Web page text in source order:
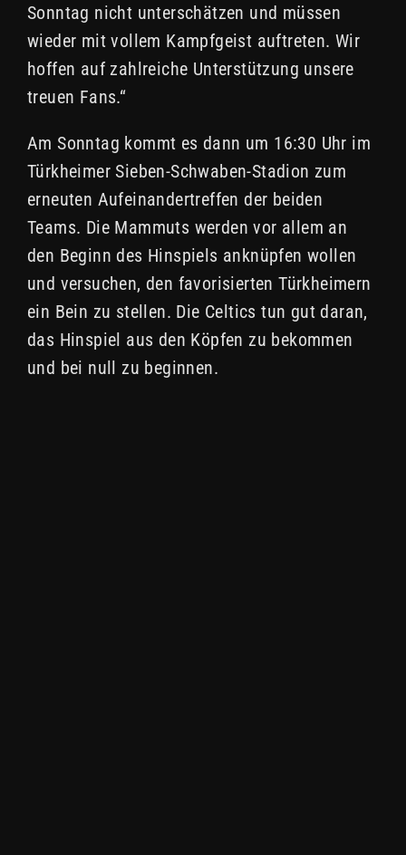
Sonntag nicht unterschätzen und müssen
wieder mit vollem Kampfgeist auftreten. Wir
hoffen auf zahlreiche Unterstützung unsere
treuen Fans.“
Am Sonntag kommt es dann um 16:30 Uhr im
Türkheimer Sieben-Schwaben-Stadion zum
erneuten Aufeinandertreffen der beiden
Teams. Die Mammuts werden vor allem an
den Beginn des Hinspiels anknüpfen wollen
und versuchen, den favorisierten Türkheimern
ein Bein zu stellen. Die Celtics tun gut daran,
das Hinspiel aus den Köpfen zu bekommen
und bei null zu beginnen.